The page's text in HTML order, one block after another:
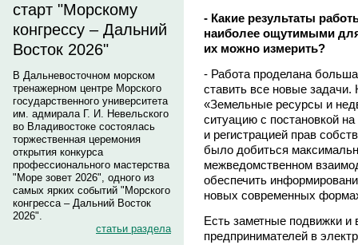
старт "Морскому
конгрессу – Дальний
Восток 2026"
В Дальневосточном морском
тренажерном центре Морского
государственного университета
им. адмирала Г. И. Невельского
во Владивостоке состоялась
торжественная церемония
открытия конкурса
профессионального мастерства
"Море зовет 2026", одного из
самых ярких событий "Морского
конгресса – Дальний Восток
2026".
статьи раздела
- Какие результаты
наиболее ощутимыми
их можно измерить?
- Работа проделана
ставить все новые задачи.
«Земельные ресурсы и
ситуацию с постановкой
и регистрацией прав
было добиться
межведомственном
обеспечить
новых современных
Есть заметные подвижки и
предпринимателей в